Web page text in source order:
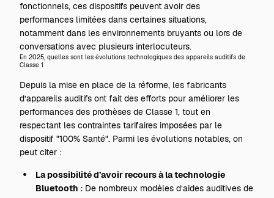
fonctionnels, ces dispositifs peuvent avoir des
performances limitées dans certaines situations,
notamment dans les environnements bruyants ou lors de
conversations avec plusieurs interlocuteurs.
En 2025, quelles sont les évolutions technologiques des appareils auditifs de
Classe 1
Depuis la mise en place de la réforme, les fabricants
d’appareils auditifs ont fait des efforts pour améliorer les
performances des prothèses de Classe 1, tout en
respectant les contraintes tarifaires imposées par le
dispositif "100% Santé". Parmi les évolutions notables, on
peut citer :
La possibilité d’avoir recours à la technologie
Bluetooth : De nombreux modèles d’aides auditives de